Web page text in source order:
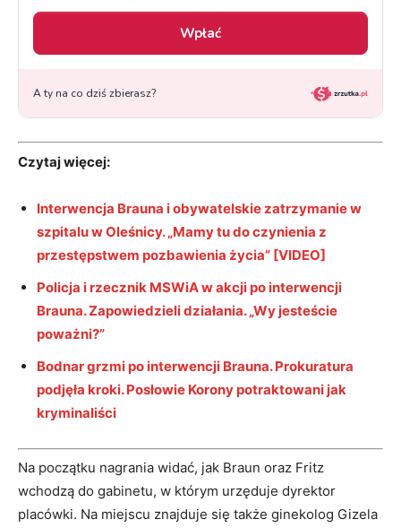
Czytaj więcej:
Interwencja Brauna i obywatelskie zatrzymanie w
szpitalu w Oleśnicy. „Mamy tu do czynienia z
przestępstwem pozbawienia życia” [VIDEO]
Policja i rzecznik MSWiA w akcji po interwencji
Brauna. Zapowiedzieli działania. „Wy jesteście
poważni?”
Bodnar grzmi po interwencji Brauna. Prokuratura
podjęła kroki. Posłowie Korony potraktowani jak
kryminaliści
Na początku nagrania widać, jak Braun oraz Fritz
wchodzą do gabinetu, w którym urzęduje dyrektor
placówki. Na miejscu znajduje się także ginekolog Gizela